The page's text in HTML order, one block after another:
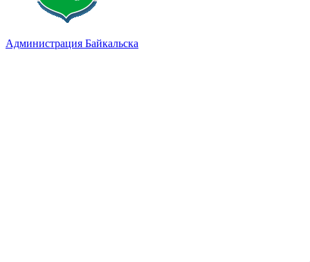
Администрация Байкальска